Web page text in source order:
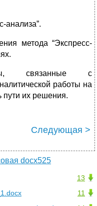
анализа”.
метода “Экспресс-
связанные с
работы на
пути их решения.
Следующая >
docx525
13
11